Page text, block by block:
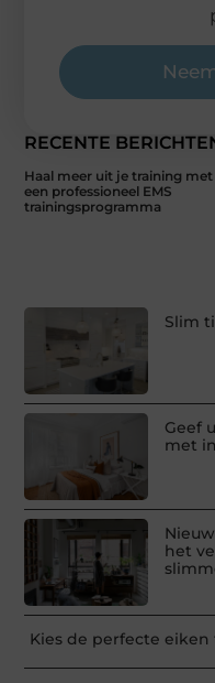
RECENTE
Haal meer uit je training met
een professioneel EMS
trainingsprogramma
Slim
Geef
met
het
Kies de perfecte